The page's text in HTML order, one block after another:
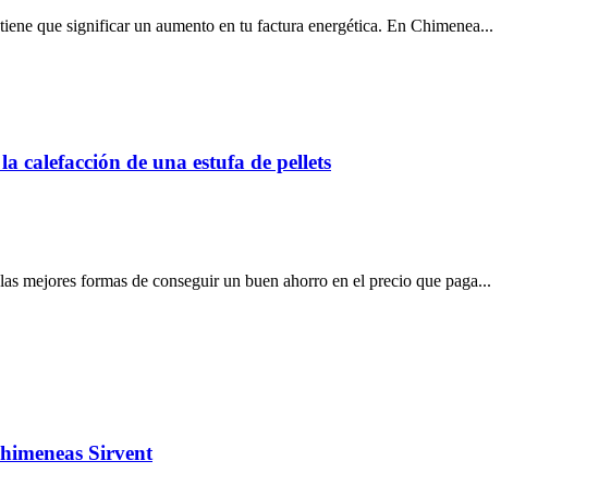
que significar un aumento en tu factura energética. En Chimenea...
calefacción de una estufa de pellets
mejores formas de conseguir un buen ahorro en el precio que paga...
Sirvent